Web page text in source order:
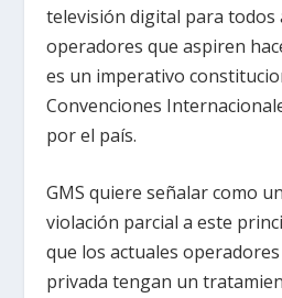
televisión digital para todos
operadores que aspiren
es un imperativo
Convenciones
por el país.
GMS quiere señalar como
violación parcial a este
que los actuales
privada tengan un